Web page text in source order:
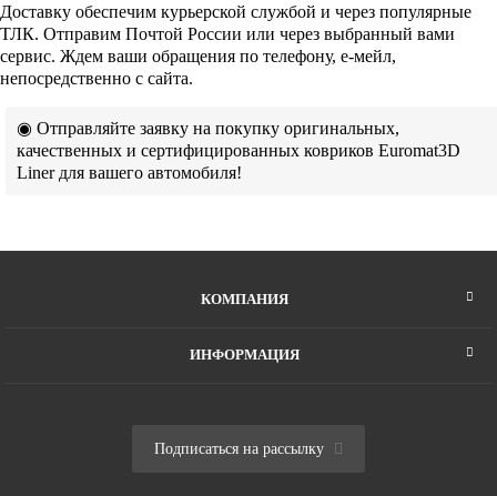
Доставку обеспечим курьерской службой и через популярные
ТЛК. Отправим Почтой России или через выбранный вами
сервис. Ждем ваши обращения по телефону, е-мейл,
непосредственно с сайта.
◉ Отправляйте заявку на покупку оригинальных,
качественных и сертифицированных ковриков Euromat3D
Liner для вашего автомобиля!
КОМПАНИЯ
ИНФОРМАЦИЯ
Подписаться на рассылку